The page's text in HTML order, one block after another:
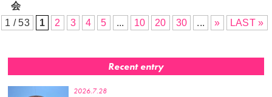
会
1 / 53 1 2 3 4 5 ... 10 20 30 ... » LAST »
Recent entry
2026.7.28